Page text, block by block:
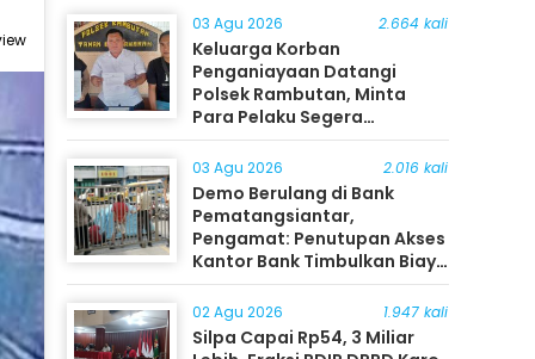
03 Agu 2026 2.664 kali
Keluarga Korban
Penganiayaan Datangi
Polsek Rambutan, Minta
Para Pelaku Segera
Ditangkap
03 Agu 2026 2.016 kali
Demo Berulang di Bank
Pematangsiantar,
Pengamat: Penutupan Akses
Kantor Bank Timbulkan Biaya
Ekonomi bagi Masyarakat
02 Agu 2026 1.947 kali
Silpa Capai Rp54, 3 Miliar